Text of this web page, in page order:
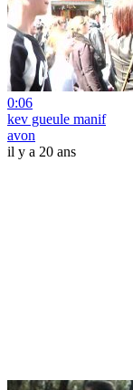
0:06
kev gueule manif
avon
il y a 20 ans